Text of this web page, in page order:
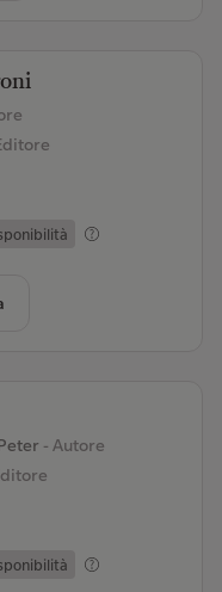
- Autore